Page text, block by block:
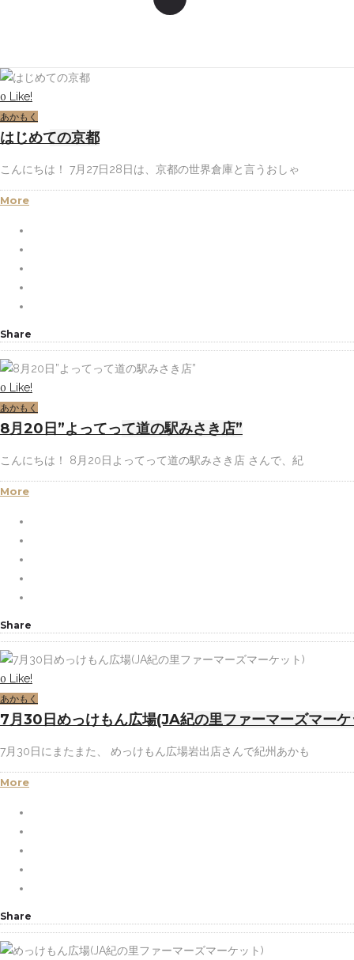
0 Like!
あかもく
はじめての京都
こんにちは！ 7月27日28日は、京都の世界倉庫と言うおしゃ
More
Share
0 Like!
あかもく
8月20日”よってって道の駅みさき店”
こんにちは！ 8月20日よってって道の駅みさき店 さんで、紀
More
Share
0 Like!
あかもく
7月30日めっけもん広場(JA紀の里ファーマーズマーケ
7月30日にまたまた、 めっけもん広場岩出店さんで紀州あかも
More
Share